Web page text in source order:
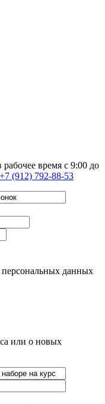
время c 9:00 до
+7 (912) 792-88-53
персональных данных
или о новых